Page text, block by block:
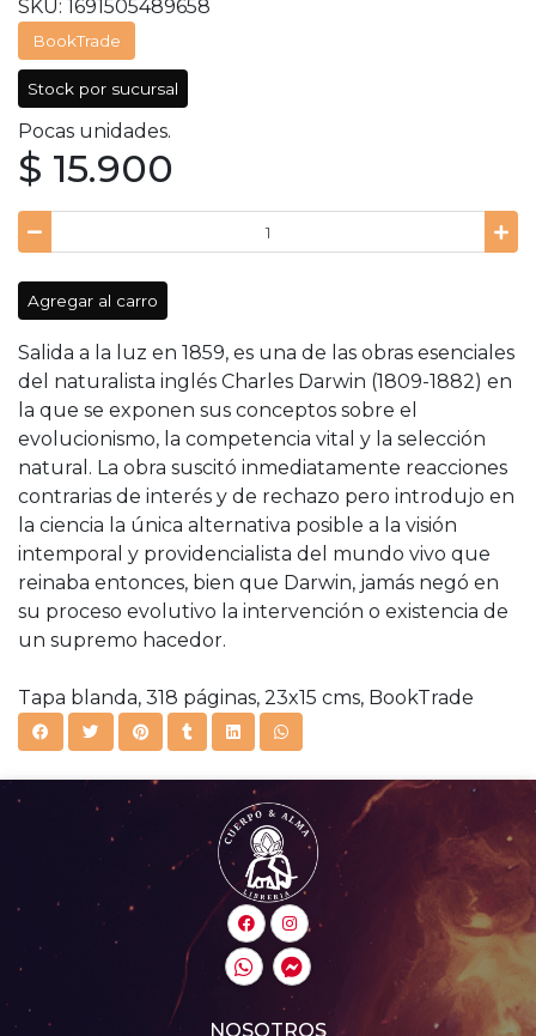
SKU: 1691505489658
BookTrade
Stock por sucursal
Pocas unidades.
$ 15.900
Agregar al carro
Salida a la luz en 1859, es una de las obras esenciales
del naturalista inglés Charles Darwin (1809-1882) en
la que se exponen sus conceptos sobre el
evolucionismo, la competencia vital y la selección
natural. La obra suscitó inmediatamente reacciones
contrarias de interés y de rechazo pero introdujo en
la ciencia la única alternativa posible a la visión
intemporal y providencialista del mundo vivo que
reinaba entonces, bien que Darwin, jamás negó en
su proceso evolutivo la intervención o existencia de
un supremo hacedor.
Tapa blanda, 318 páginas, 23x15 cms, BookTrade
NOSOTROS